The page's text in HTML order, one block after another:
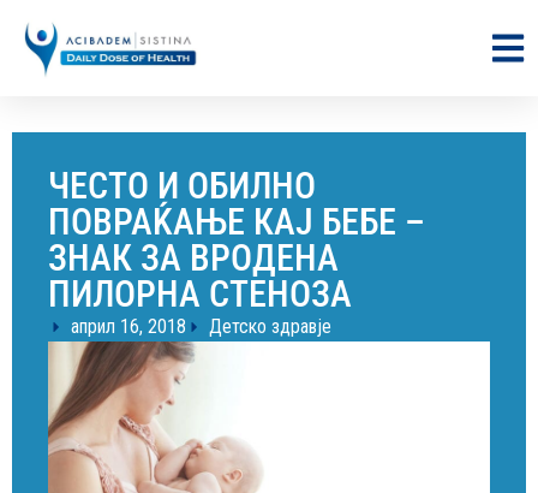
ЧЕСТО И ОБИЛНО
ПОВРАЌАЊЕ КАЈ БЕБЕ –
ЗНАК ЗА ВРОДЕНА
ПИЛОРНА СТЕНОЗА
април 16, 2018 Детско здравје